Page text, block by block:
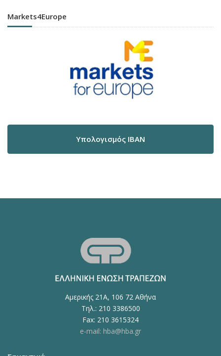
Markets4Europe
Υπολογισμός IBAN
Αμερικής 21Α, 106 72 Αθήνα
Τηλ.: 210 3386500
Fax: 210 3615324
e-mail: hba@hba.gr